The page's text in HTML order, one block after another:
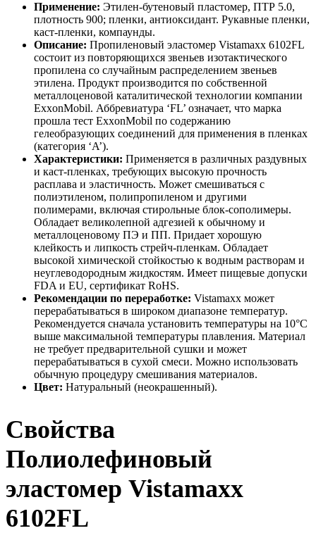
Применение: Этилен-бутеновый пластомер, ПТР 5.0,
плотность 900; пленки, антиоксидант. Рукавные пленки,
каст-пленки, компаунды.
Описание: Пропиленовый эластомер Vistamaxx 6102FL
состоит из повторяющихся звеньев изотактического
пропилена со случайным распределением звеньев
этилена. Продукт производится по собственной
металлоценовой каталитической технологии компании
ExxonMobil. Аббревиатура ‘FL’ означает, что марка
прошла тест ExxonMobil по содержанию
гелеобразующих соединений для применения в пленках
(категория ‘A’).
Характеристики: Применяется в различных раздувных
и каст-пленках, требующих высокую прочность
расплава и эластичность. Может смешиваться с
полиэтиленом, полипропиленом и другими
полимерами, включая стирольные блок-сополимеры.
Обладает великолепной адгезией к обычному и
металлоценовому ПЭ и ПП. Придает хорошую
клейкость и липкость стрейч-пленкам. Обладает
высокой химической стойкостью к водным растворам и
неуглеводородным жидкостям. Имеет пищевые допуски
FDA и EU, сертификат RoHS.
Рекомендации по переработке: Vistamaxx может
перерабатываться в широком диапазоне температур.
Рекомендуется сначала установить температуры на 10°C
выше максимальной температуры плавления. Материал
не требует предварительной сушки и может
перерабатываться в сухой смеси. Можно использовать
обычную процедуру смешивания материалов.
Цвет: Натуральный (неокрашенный).
Свойства
Полиолефиновый
эластомер Vistamaxx
6102FL